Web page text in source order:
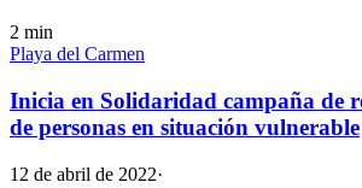
2 min
Playa del Carmen
Inicia en Solidaridad campaña de
de personas en situación vulnerable
12 de abril de 2022·